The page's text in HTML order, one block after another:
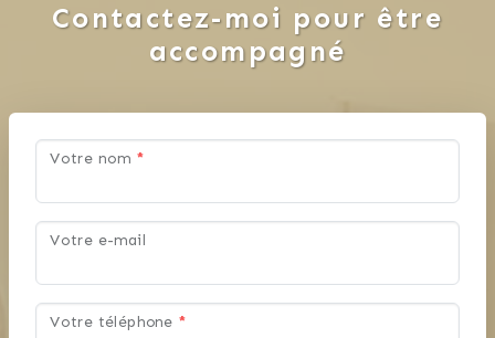
Contactez-moi pour être
accompagné
Votre nom *
Votre e-mail
Votre téléphone *